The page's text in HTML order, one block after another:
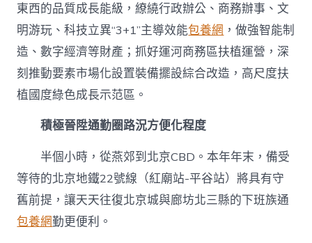
東西的品質成長能級，繚繞行政辦公、商務辦事、文
明游玩、科技立異“3+1”主導效能包養網 ，做強智能制
造、數字經濟等財產；抓好運河商務區扶植運營，深
刻推動要素市場化設置裝備擺設綜合改造，高尺度扶
植國度綠色成長示范區。
積極晉陞通勤圈路況方便化程度
半個小時，從燕郊到北京CBD。本年年末，備受
等待的北京地鐵22號線（紅廟站-平谷站）將具有守
舊前提，讓天天往復北京城與廊坊北三縣的下班族通
包養網勤更便利。